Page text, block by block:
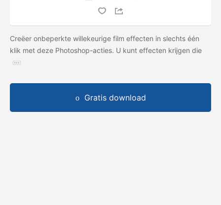
Creëer onbeperkte willekeurige film effecten in slechts één
klik met deze Photoshop-acties. U kunt effecten krijgen die
Gratis download